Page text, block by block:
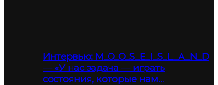
Интервью: M_O_O_S_E_I_S_L_A_N_D
— «У нас задача — играть
состояния, которые нам…